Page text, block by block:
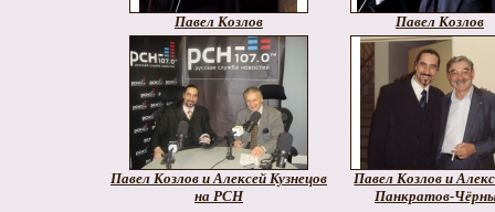
Павел Козлов Павел Козлов
Павел Козлов и Алексей Кузнецов
на РСН
Павел Козлов и
Панкратов-